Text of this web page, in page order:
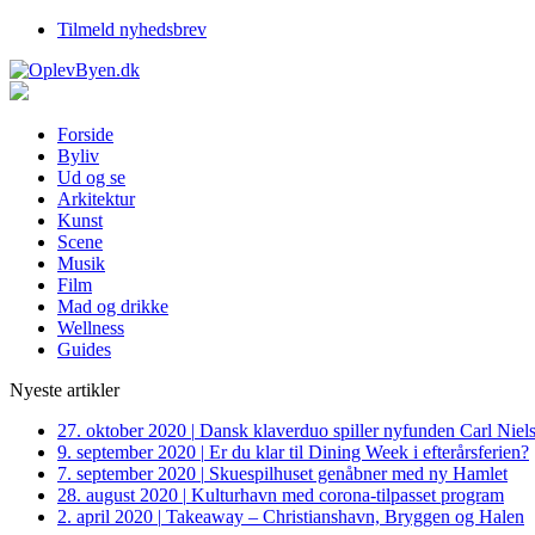
Tilmeld nyhedsbrev
Forside
Byliv
Ud og se
Arkitektur
Kunst
Scene
Musik
Film
Mad og drikke
Wellness
Guides
Nyeste artikler
27. oktober 2020 | Dansk klaverduo spiller nyfunden Carl
9. september 2020 | Er du klar til Dining Week i efterårsferien?
7. september 2020 | Skuespilhuset genåbner med ny Hamlet
28. august 2020 | Kulturhavn med corona-tilpasset program
2. april 2020 | Takeaway – Christianshavn, Bryggen og Halen